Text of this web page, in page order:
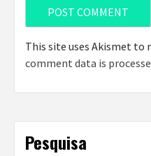
This site uses Akismet to
comment data is
Pesquisa